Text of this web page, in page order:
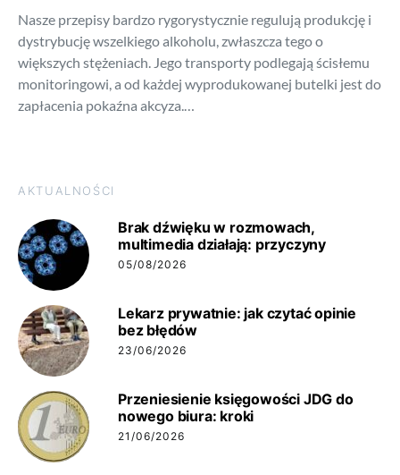
Nasze przepisy bardzo rygorystycznie regulują produkcję i
dystrybucję wszelkiego alkoholu, zwłaszcza tego o
większych stężeniach. Jego transporty podlegają ścisłemu
monitoringowi, a od każdej wyprodukowanej butelki jest do
zapłacenia pokaźna akcyza.…
AKTUALNOŚCI
Brak dźwięku w rozmowach,
multimedia działają: przyczyny
05/08/2026
Lekarz prywatnie: jak czytać opinie
bez błędów
23/06/2026
Przeniesienie księgowości JDG do
nowego biura: kroki
21/06/2026